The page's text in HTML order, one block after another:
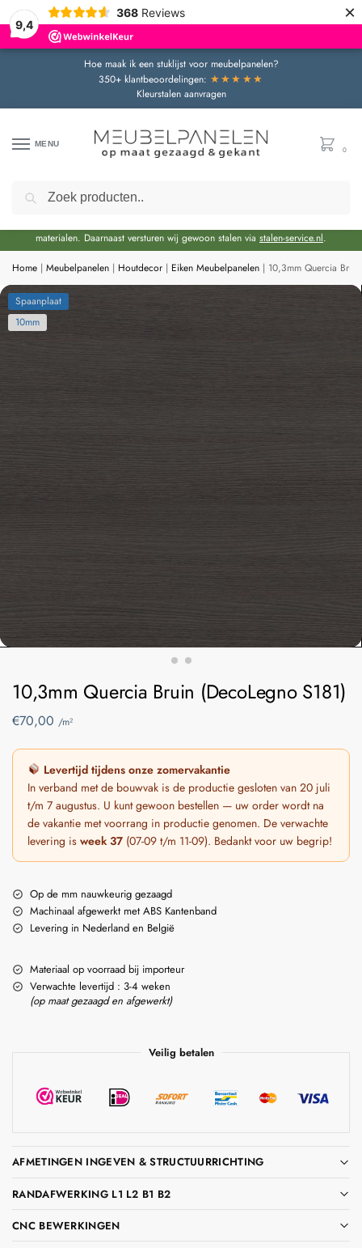
9,4
368 Reviews ×
Hoe maak ik een stuklijst voor meubelpanelen?
350+ klantbeoordelingen: ★★★★★
Kleurstalen aanvragen
MENU
0
Door de bouwvakperiode geldt momenteel een extra levertijd van circa 3 weken
materialen. Daarnaast versturen wij gewoon stalen via stalen-service.nl.
Home | Meubelpanelen | Houtdecor | Eiken Meubelpanelen | 10,3mm Quercia
Spaanplaat
10mm
10,3mm Quercia Bruin (DecoLegno S181)
€70,00 /m²
Levertijd tijdens onze zomervakantie
In verband met de bouwvak is de productie gesloten van 20 juli
t/m 7 augustus. U kunt gewoon bestellen — uw order wordt na
de vakantie met voorrang in productie genomen. De verwachte
levering is week 37 (07-09 t/m 11-09). Bedankt voor uw begrip!
Op de mm nauwkeurig gezaagd
Machinaal afgewerkt met ABS Kantenband
Levering in Nederland en België
Materiaal op voorraad bij importeur
Verwachte levertijd : 3-4 weken
(op maat gezaagd en afgewerkt)
Veilig betalen
AFMETINGEN INGEVEN & STRUCTUURRICHTING
RANDAFWERKING L1 L2 B1 B2
CNC BEWERKINGEN